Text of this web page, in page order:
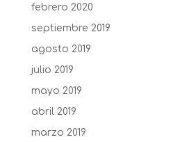
febrero 2020
septiembre 2019
agosto 2019
julio 2019
mayo 2019
abril 2019
marzo 2019